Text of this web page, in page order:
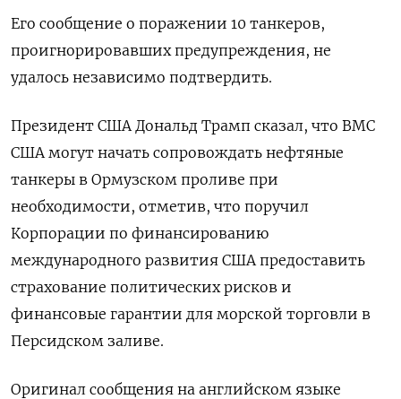
Его сообщение о поражении 10 танкеров,
проигнорировавших предупреждения, не
удалось независимо подтвердить.
Президент США Дональд ‌Трамп сказал, что ВМС
США могут начать сопровождать нефтяные
танкеры в Ормузском проливе при
необходимости, ‌отметив, что поручил
Корпорации по финансированию
международного развития США предоставить
страхование политических рисков и
финансовые гарантии ​для морской торговли в
Персидском заливе.
Оригинал сообщения на английском языке